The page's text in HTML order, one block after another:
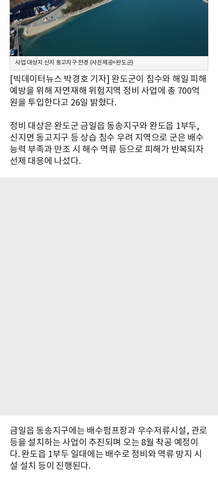
사업 대상지 신지 동고지구 전경 (사진제공=완도군)
[빅데이터뉴스 박경호 기자] 완도군이 침수와 해일 피해
예방을 위해 자연재해 위험지역 정비 사업에 총 700억
원을 투입한다고 26일 밝혔다.
정비 대상은 완도군 금일읍 동송지구와 완도읍 1부두,
신지면 동고지구 등 상습 침수 우려 지역으로 군은 배수
능력 부족과 만조 시 해수 역류 등으로 피해가 반복되자
선제 대응에 나섰다.
금일읍 동송지구에는 배수펌프장과 우수저류시설, 관로
등을 설치하는 사업이 추진되며 오는 8월 착공 예정이
다. 완도읍 1부두 일대에는 배수로 정비와 역류 방지 시
설 설치 등이 진행된다.